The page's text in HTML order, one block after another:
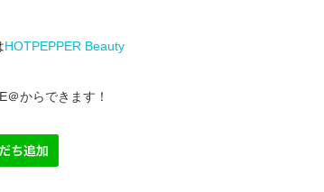
HOTPEPPER Beauty
＠からできます！